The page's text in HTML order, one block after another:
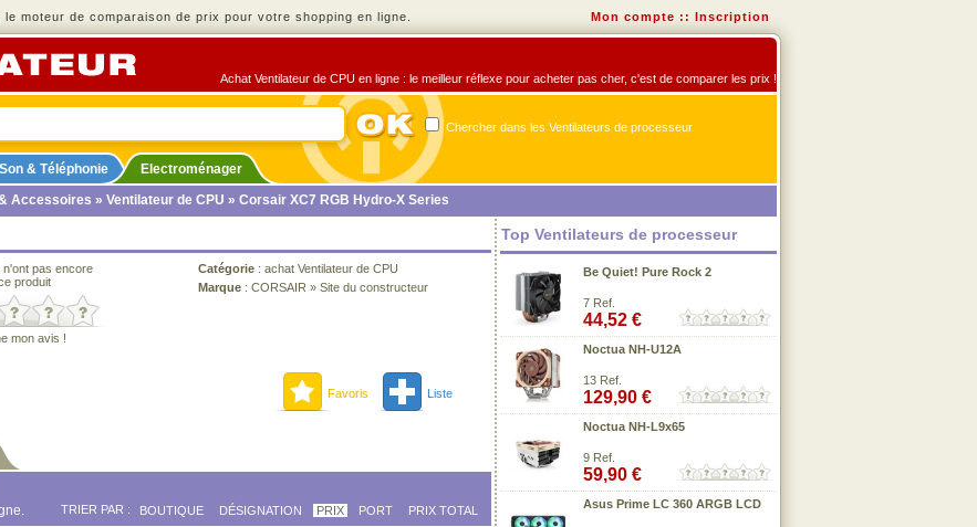
moteur de comparaison de prix pour votre shopping en ligne. Mon compte :: Inscription
Achat Ventilateur de CPU en ligne : le meilleur réflexe pour acheter pas cher, c'est de comparer les prix !
Chercher dans les Ventilateurs de processeur
& Téléphonie
Electroménager
Accessoires » Ventilateur de CPU » Corsair XC7 RGB Hydro-X Series
pas encore
produit
mon avis !
Catégorie : achat Ventilateur de CPU
Marque : CORSAIR » Site du constructeur
Favoris Liste
TRIER PAR : BOUTIQUE DÉSIGNATION PRIX PORT PRIX TOTAL
Top Ventilateurs de processeur
Be Quiet! Pure Rock 2
7 Ref.
44,52 €
Noctua NH-U12A
13 Ref.
129,90 €
Noctua NH-L9x65
9 Ref.
59,90 €
Asus Prime LC 360 ARGB LCD